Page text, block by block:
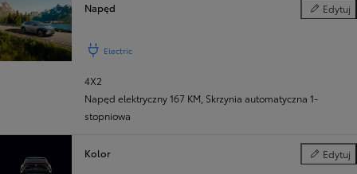
Napęd Edytuj
Napęd
Electric
4X2
Napęd elektryczny 167 KM Skrzynia automatyczna 1-
stopniowa
Kolor Edytuj
Kolor